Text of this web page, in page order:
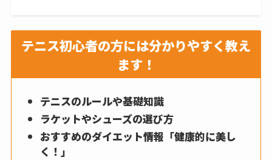
テニス初心者の方には分かりやすく教え
ます！
テニスのルールや基礎知識
ラケットやシューズの選び方
おすすめのダイエット情報「健康的に美し
く！」